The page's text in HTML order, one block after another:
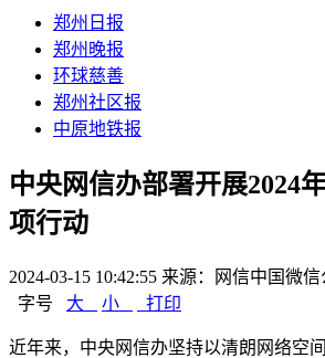
郑州日报
郑州晚报
环球慈善
郑州社区报
中原地铁报
中央网信办部署开展2024
项行动
2024-03-15 10:42:55 来源：网信中国微信
字号
大 小 打印
近年来，中央网信办坚持以清朗网络空